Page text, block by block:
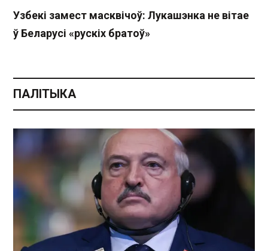
Узбекі замест масквічоў: Лукашэнка не вітае
ў Беларусі «рускіх братоў»
ПАЛІТЫКА